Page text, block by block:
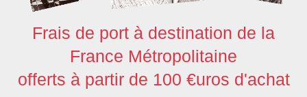
Frais de port à destination de la
France Métropolitaine
offerts à partir de 100 €uros d'achat